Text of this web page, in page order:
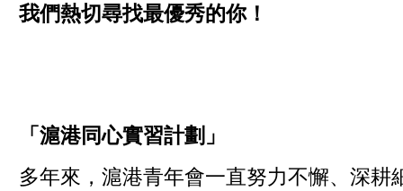
我們熱切尋找最優秀的你！
「滬港同心實習計劃」
多年來，滬港青年會一直努力不懈、深耕